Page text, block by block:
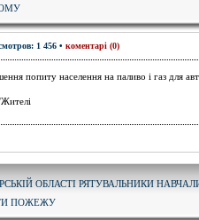
1 456 • коментарі (0)
попиту населення на паливо і газ для
ОБЛАСТІ РЯТУВАЛЬНИКИ
ПОЖЕЖУ